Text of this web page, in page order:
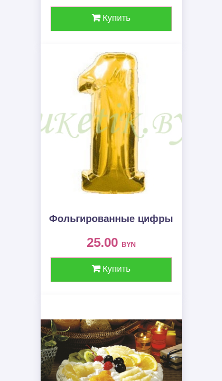
Купить
Фольгированные цифры
25.00 BYN
Купить